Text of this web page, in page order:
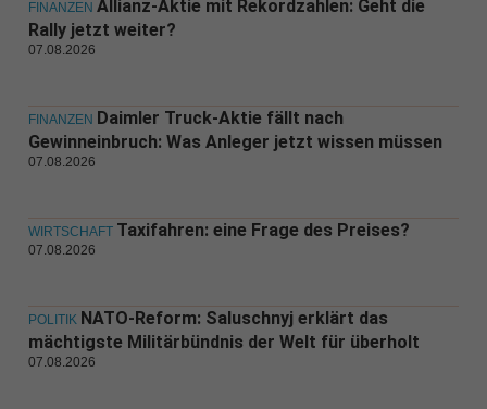
FINANZEN Allianz-Aktie mit Rekordzahlen: Geht die
Rally jetzt weiter?
07.08.2026
FINANZEN Daimler Truck-Aktie fällt nach
Gewinneinbruch: Was Anleger jetzt wissen müssen
07.08.2026
WIRTSCHAFT Taxifahren: eine Frage des Preises?
07.08.2026
POLITIK NATO-Reform: Saluschnyj erklärt das
mächtigste Militärbündnis der Welt für überholt
07.08.2026